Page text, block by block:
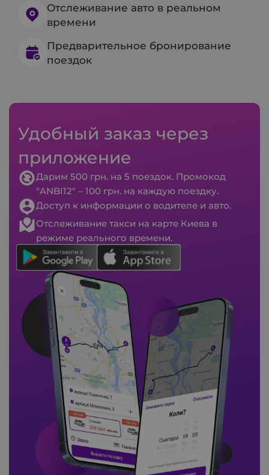
Отслеживание авто в реальном
времени
Предварительное бронирование
поездок
Удобный заказ через
приложение
Дарим 500 грн. на 5 поездок. Промокод
"ANBI12" – 100 грн. на каждую поездку.
Доступ к информации о водителе и авто.
Отслеживание такси на карте Киева в
режиме реального времени.